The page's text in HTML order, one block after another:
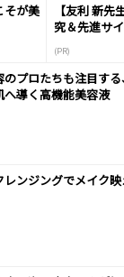
そが美
【友利 新
究＆先進サ
(PR)
のプロたちも注目す
へ導く高機能美容液
レンジングでメイク